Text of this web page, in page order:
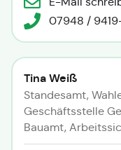
07948 /
Tina Weiß
Standesamt,
Geschäftsstelle
Bauamt,